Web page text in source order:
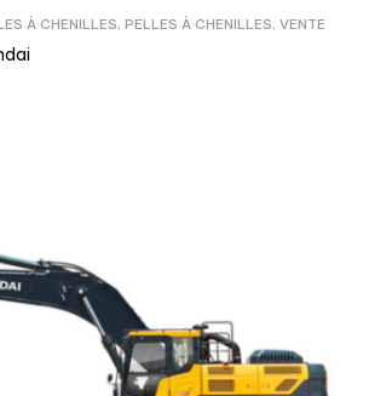
À CHENILLES, PELLES À CHENILLES, VENTE